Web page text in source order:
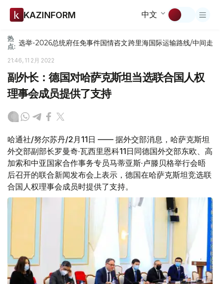
KAZINFORM 中文
热
点: 选举-2026总统府任免事件国情咨文跨里海国际运输路线/中间走廊
21:46, 11 2月 2022
副外长：德国对哈萨克斯坦当选联合国人权
理事会成员提供了支持
哈通社/努尔苏丹/2月11日 —— 据外交部消息，哈萨克斯坦
外交部副部长罗曼奇·瓦西里恩科11日同德国外交部东欧、高
加索和中亚国家合作事务专员马蒂亚斯·卢滕贝格举行会晤
后召开的联合新闻发布会上表示，德国在哈萨克斯坦竞选联
合国人权理事会成员时提供了支持。